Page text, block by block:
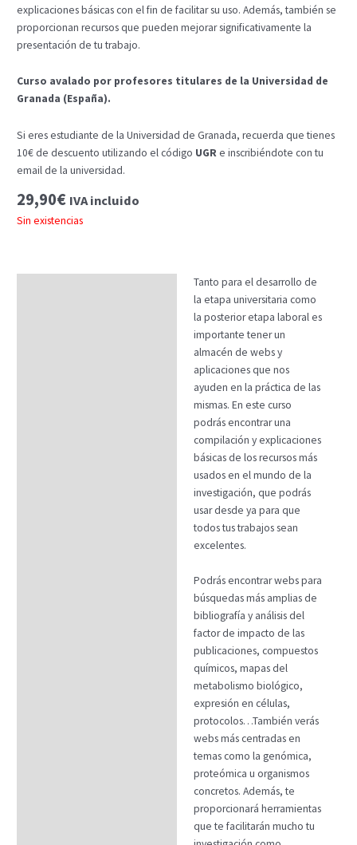
explicaciones básicas con el fin de facilitar su uso. Además, también se
proporcionan recursos que pueden mejorar significativamente la
presentación de tu trabajo.
Curso avalado por profesores titulares de la Universidad de
Granada (España).
Si eres estudiante de la Universidad de Granada, recuerda que tienes
10€ de descuento utilizando el código UGRe inscribiéndote con tu
email de la universidad.
29,90€ IVA incluido
Sin existencias
Tanto para el desarrollo de
la etapa universitaria como
la posterior etapa laboral es
importante tener un
almacén de webs y
aplicaciones que nos
ayuden en la práctica de las
mismas. En este curso
podrás encontrar una
compilación y explicaciones
básicas de los recursos más
usados en el mundo de la
investigación, que podrás
usar desde ya para que
todos tus trabajos sean
excelentes.
Podrás encontrar webs para
búsquedas más amplias de
bibliografía y análisis del
factor de impacto de las
publicaciones, compuestos
químicos, mapas del
metabolismo biológico,
expresión en células,
protocolos…También verás
webs más centradas en
temas como la genómica,
proteómica u organismos
concretos. Además, te
proporcionará herramientas
que te facilitarán mucho tu